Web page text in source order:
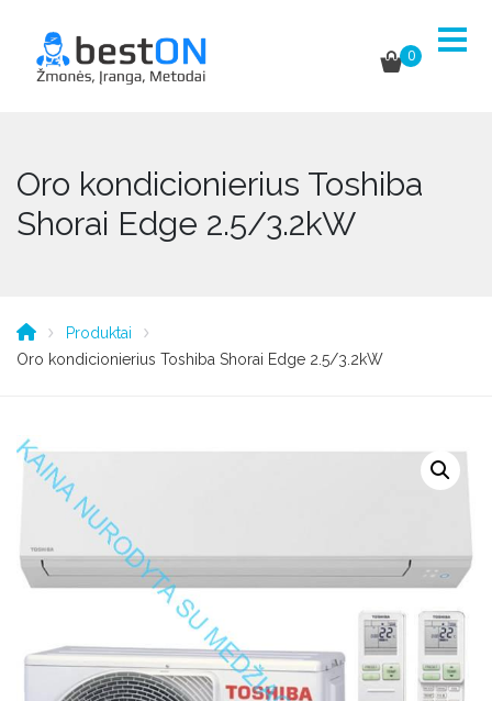
0
Oro kondicionierius Toshiba
Shorai Edge 2.5/3.2kW
Produktai
Oro kondicionierius Toshiba Shorai Edge 2.5/3.2kW